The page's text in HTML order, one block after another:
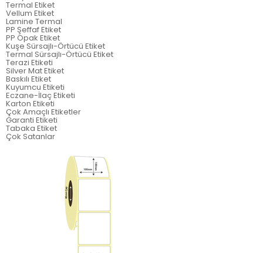
Termal Etiket
Vellum Etiket
Lamine Termal
PP Şeffaf Etiket
PP Opak Etiket
Kuşe Sürsajlı-Örtücü Etiket
Termal Sürsajlı-Örtücü Etiket
Terazi Etiketi
Silver Mat Etiket
Baskılı Etiket
Kuyumcu Etiketi
Eczane-İlaç Etiketi
Karton Etiketi
Çok Amaçlı Etiketler
Garanti Etiketi
Tabaka Etiket
Çok Satanlar